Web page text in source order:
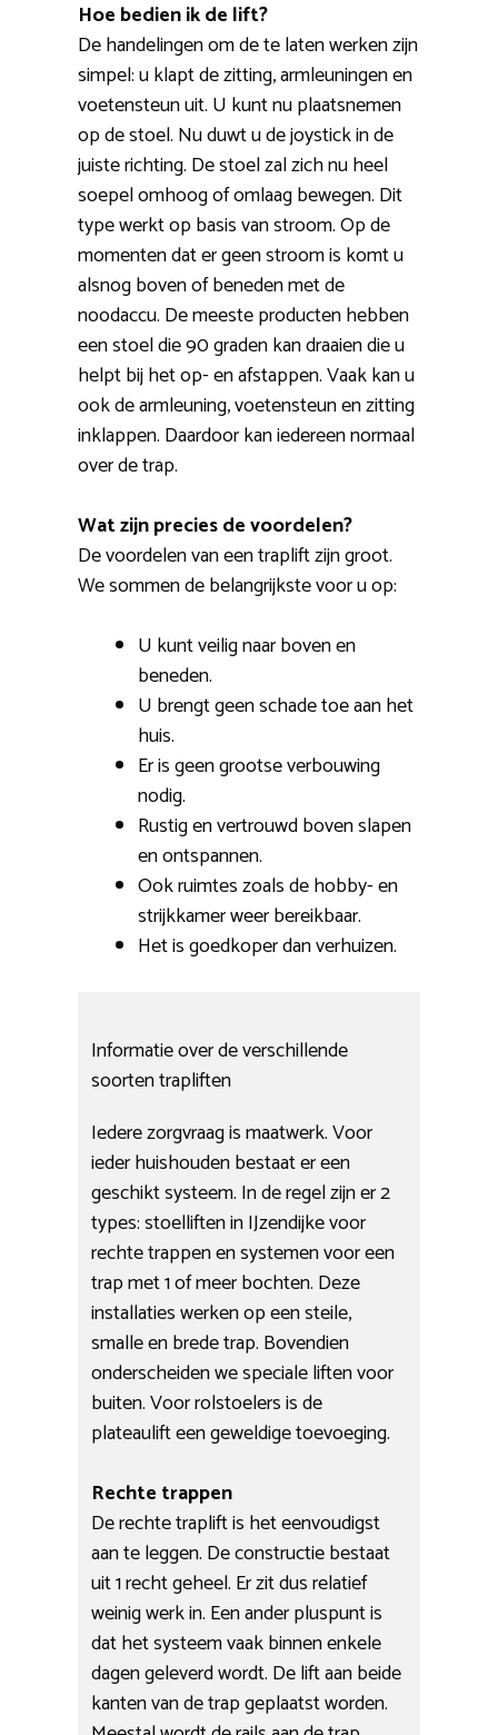
Hoe bedien ik de lift?
De handelingen om de te laten werken zijn
simpel: u klapt de zitting, armleuningen en
voetensteun uit. U kunt nu plaatsnemen
op de stoel. Nu duwt u de joystick in de
juiste richting. De stoel zal zich nu heel
soepel omhoog of omlaag bewegen. Dit
type werkt op basis van stroom. Op de
momenten dat er geen stroom is komt u
alsnog boven of beneden met de
noodaccu. De meeste producten hebben
een stoel die 90 graden kan draaien die u
helpt bij het op- en afstappen. Vaak kan u
ook de armleuning, voetensteun en zitting
inklappen. Daardoor kan iedereen normaal
over de trap.
Wat zijn precies de voordelen?
De voordelen van een traplift zijn groot.
We sommen de belangrijkste voor u op:
U kunt veilig naar boven en
beneden.
U brengt geen schade toe aan het
huis.
Er is geen grootse verbouwing
nodig.
Rustig en vertrouwd boven slapen
en ontspannen.
Ook ruimtes zoals de hobby- en
strijkkamer weer bereikbaar.
Het is goedkoper dan verhuizen.
Informatie over de verschillende
soorten trapliften
Iedere zorgvraag is maatwerk. Voor
ieder huishouden bestaat er een
geschikt systeem. In de regel zijn er 2
types: stoelliften in IJzendijke voor
rechte trappen en systemen voor een
trap met 1 of meer bochten. Deze
installaties werken op een steile,
smalle en brede trap. Bovendien
onderscheiden we speciale liften voor
buiten. Voor rolstoelers is de
plateaulift een geweldige toevoeging.
Rechte trappen
De rechte traplift is het eenvoudigst
aan te leggen. De constructie bestaat
uit 1 recht geheel. Er zit dus relatief
weinig werk in. Een ander pluspunt is
dat het systeem vaak binnen enkele
dagen geleverd wordt. De lift aan beide
kanten van de trap geplaatst worden.